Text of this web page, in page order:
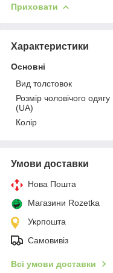
Приховати
Характеристики
Основні
Вид толстовок
Розмір чоловічого одягу
(UA)
Колір
Умови доставки
Нова Пошта
Магазини Rozetka
Укрпошта
Самовивіз
Всі умови доставки